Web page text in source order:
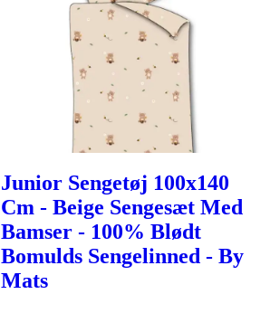
Junior Sengetøj 100x140
Cm - Beige Sengesæt Med
Bamser - 100% Blødt
Bomulds Sengelinned - By
Mats